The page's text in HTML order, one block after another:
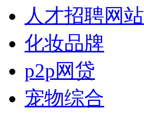
人才招聘网站
化妆品牌
p2p网贷
宠物综合